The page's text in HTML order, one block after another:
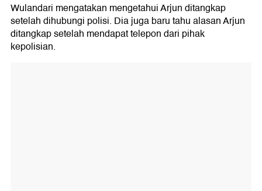
Wulandari mengatakan mengetahui Arjun ditangkap
setelah dihubungi polisi. Dia juga baru tahu alasan Arjun
ditangkap setelah mendapat telepon dari pihak
kepolisian.